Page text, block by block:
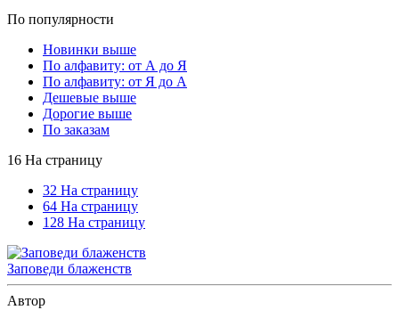
По популярности
Новинки выше
По алфавиту: от А до Я
По алфавиту: от Я до А
Дешевые выше
Дорогие выше
По заказам
16 На страницу
32 На страницу
64 На страницу
128 На страницу
Заповеди блаженств
Автор